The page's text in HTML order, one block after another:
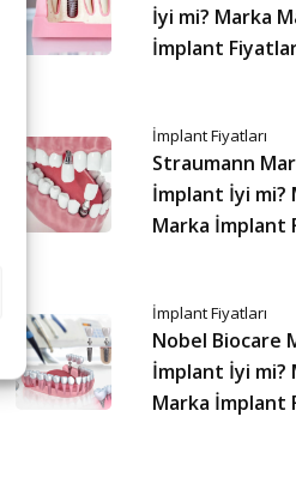
İyi mi? Marka
İmplant
İmplant Fiyatları
Straumann
İmplant İyi mi?
Marka İmplant
İmplant Fiyatları
Nobel Biocare
İmplant İyi mi?
Marka İmplant